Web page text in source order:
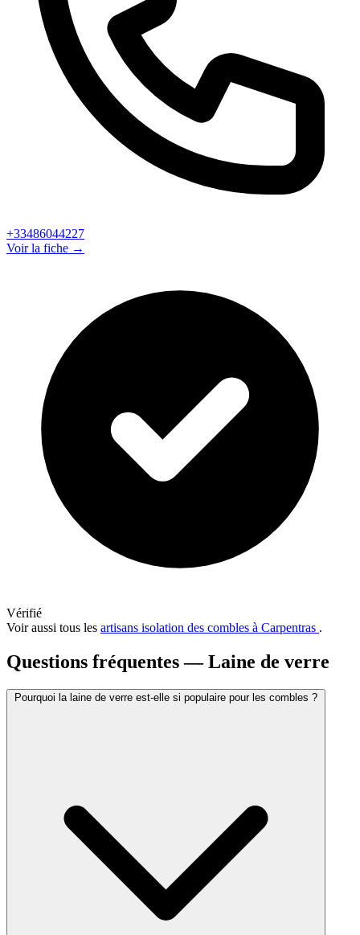
+33486044227
Voir la fiche →
Vérifié
Voir aussi tous les artisans isolation des combles à Carpentras .
Questions fréquentes — Laine de verre
Pourquoi la laine de verre est-elle si populaire pour les combles ?